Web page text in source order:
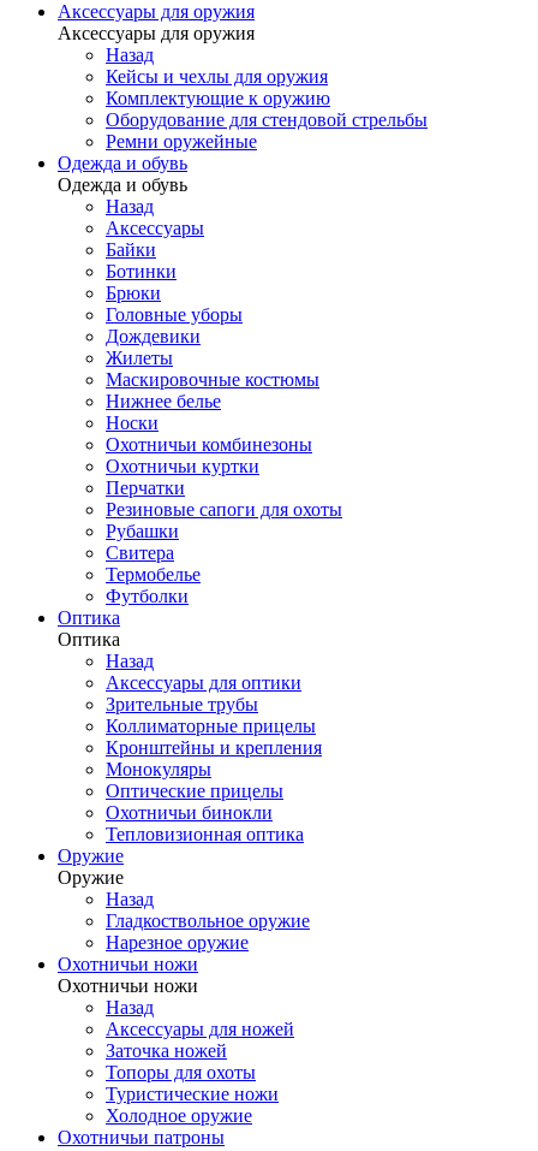
Аксессуары для оружия
Аксессуары для оружия
Назад
Кейсы и чехлы для оружия
Комплектующие к оружию
Оборудование для стендовой стрельбы
Ремни оружейные
Одежда и обувь
Одежда и обувь
Назад
Аксессуары
Байки
Ботинки
Брюки
Головные уборы
Дождевики
Жилеты
Маскировочные костюмы
Нижнее белье
Носки
Охотничьи комбинезоны
Охотничьи куртки
Перчатки
Резиновые сапоги для охоты
Рубашки
Свитера
Термобелье
Футболки
Оптика
Оптика
Назад
Аксессуары для оптики
Зрительные трубы
Коллиматорные прицелы
Кронштейны и крепления
Монокуляры
Оптические прицелы
Охотничьи бинокли
Тепловизионная оптика
Оружие
Оружие
Назад
Гладкоствольное оружие
Нарезное оружие
Охотничьи ножи
Охотничьи ножи
Назад
Аксессуары для ножей
Заточка ножей
Топоры для охоты
Туристические ножи
Холодное оружие
Охотничьи патроны